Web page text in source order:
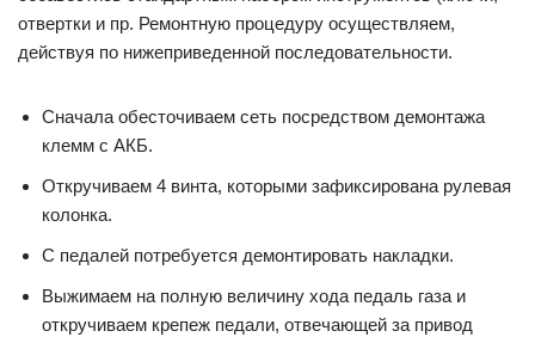
отвертки и пр. Ремонтную процедуру осуществляем,
действуя по нижеприведенной последовательности.
Сначала обесточиваем сеть посредством демонтажа
клемм с АКБ.
Откручиваем 4 винта, которыми зафиксирована рулевая
колонка.
С педалей потребуется демонтировать накладки.
Выжимаем на полную величину хода педаль газа и
откручиваем крепеж педали, отвечающей за привод